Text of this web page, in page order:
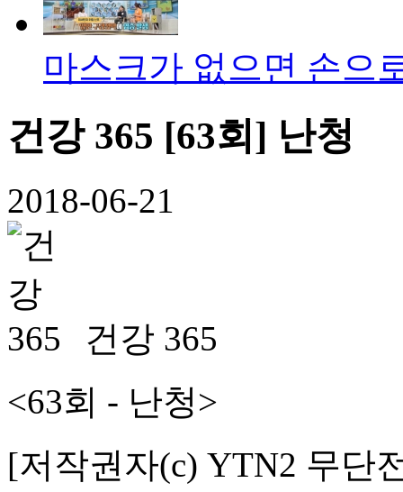
마스크가 없으면 손으
건강 365 [63회] 난청
2018-06-21
건강 365
<63회 - 난청>
[저작권자(c) YTN2 무단